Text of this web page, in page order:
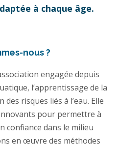
à chaque âge.
nous ?
engagée depuis
l’apprentissage de la
risques liés à l’eau. Elle
pour permettre à
confiance dans le milieu
en œuvre des méthodes